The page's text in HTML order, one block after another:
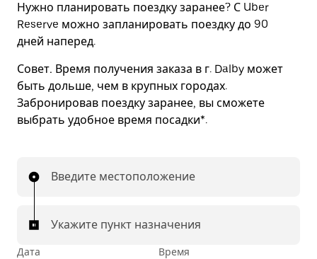
Нужно планировать поездку заранее? С Uber
Reserve можно запланировать поездку до 90
дней наперед.
Совет. Время получения заказа в г. Dalby может
быть дольше, чем в крупных городах.
Забронировав поездку заранее, вы сможете
выбрать удобное время посадки*.
Введите местоположение
Укажите пункт назначения
Дата Время